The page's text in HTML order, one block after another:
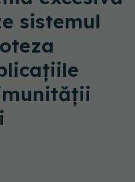
sistemul